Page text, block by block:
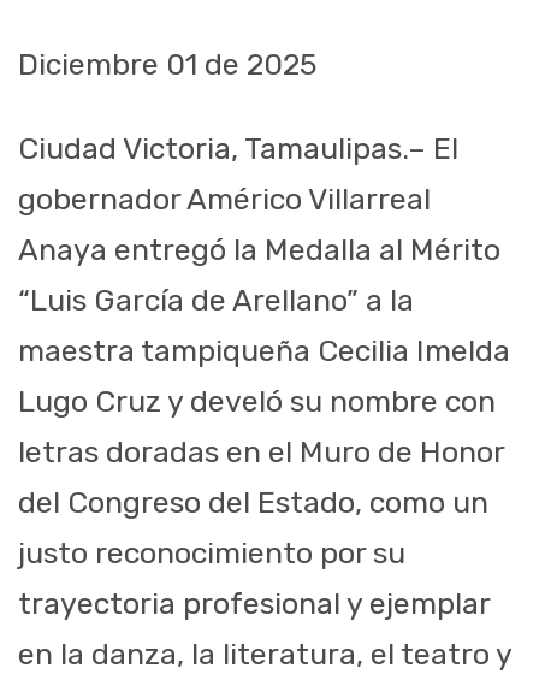
Diciembre 01 de 2025
Ciudad Victoria, Tamaulipas.– El
gobernador Américo Villarreal
Anaya entregó la Medalla al Mérito
“Luis García de Arellano” a la
maestra tampiqueña Cecilia Imelda
Lugo Cruz y develó su nombre con
letras doradas en el Muro de Honor
del Congreso del Estado, como un
justo reconocimiento por su
trayectoria profesional y ejemplar
en la danza, la literatura, el teatro y